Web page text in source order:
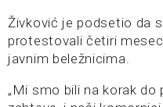
Živković je podsetio da
protestovali četiri
javnim beležnicima.
„Mi smo bili na korak do